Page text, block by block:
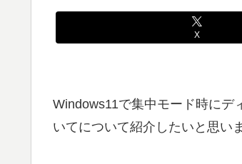
X
Windows11で集中モード時にデ
いてについて紹介したいと思い